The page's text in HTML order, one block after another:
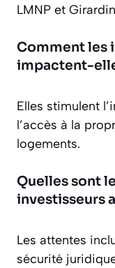
LMNP et
Comment les
impactent-
Elles stimulent
l’accès à la
logements.
Quelles sont
investisseurs
Les attentes
sécurité